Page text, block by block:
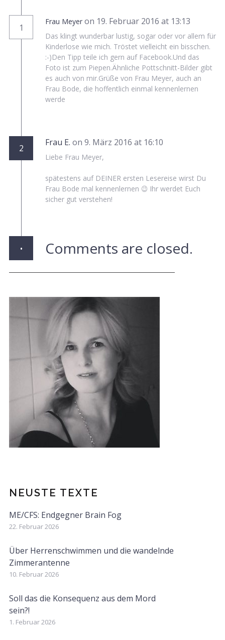
1
Frau Meyer on 19. Februar 2016 at 13:13
Das klingt wunderbar lustig, sogar oder vor allem für
Kinderlose wie mich. Tröstet vielleicht ein bisschen.
:-)Den Tipp teile ich gern auf Facebook.Und das
Foto ist zum Piepen.Ähnliche Pottschnitt-Bilder gibt
es auch von mir.Grüße von Frau Meyer, auch an
Frau Bode, die hoffentlich einmal kennenlernen
werde
2
Frau E. on 9. März 2016 at 16:10
Liebe Frau Meyer,
spätestens auf DEINER ersten Lesereise wirst Du
Frau Bode mal kennenlernen 😉 Ihr werdet Euch
sicher gut verstehen!
· Comments are closed.
NEUSTE TEXTE
ME/CFS: Endgegner Brain Fog
22. Februar 2026
Über Herrenschwimmen und die wandelnde
Zimmerantenne
10. Februar 2026
Soll das die Konsequenz aus dem Mord
sein?!
1. Februar 2026